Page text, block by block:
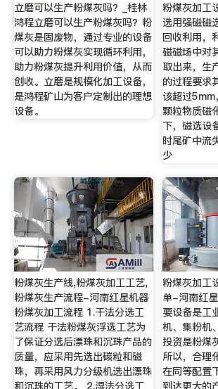
立磨可以生产粉煤灰吗？_桂林
鸿程立磨可以生产粉煤灰吗？粉
煤灰是固废物，通过专业的设备
可以助力粉煤灰实现循环利用，
助力粉煤灰提升利用价值，从而
创收。立磨是规模化加工设备，
是鸿程矿山为客户定制出的理想
设备。
粉煤灰加工
选用强磁磁
回收利用，
磁磁场中对
取出来，生
的过程要求
该超过5mm
颗粒物质磁
下，磁选设
时尾矿中流
少
粉煤灰生产线,粉煤灰加工工艺,
粉煤灰生产流程-河南红星机器
粉煤灰加工流程 1.干法分选工
艺流程 干法粉煤灰浮选工艺为
了保证分选后漂珠和沉珠产品的
质量，应采用先选出碳粒和磁
珠，再采用风力分级机选出漂珠
和沉珠的工艺。 2.湿法分选工
粉煤灰加工
单-河南红
要设备是工
机、集粉机
投资是粉煤
所以，合理
在同等配置
到达更大的